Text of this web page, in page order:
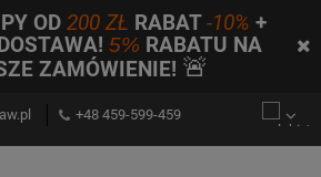
OD200 ZŁ RABAT-10% +
5% RABATU NA
ZAMÓWIENIE! 🚨
+48 459-599-459